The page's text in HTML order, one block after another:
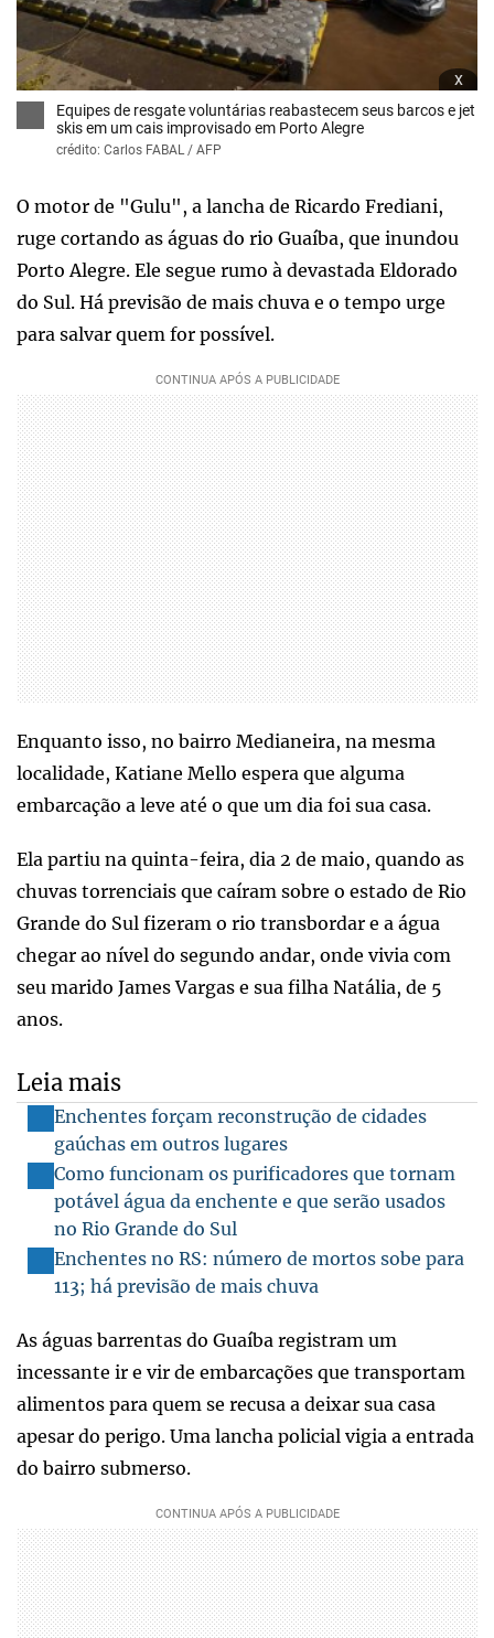
x
Equipes de resgate voluntárias reabastecem seus barcos e jet
skis em um cais improvisado em Porto Alegre
crédito: Carlos FABAL / AFP
O motor de "Gulu", a lancha de Ricardo Frediani,
ruge cortando as águas do rio Guaíba, que inundou
Porto Alegre. Ele segue rumo à devastada Eldorado
do Sul. Há previsão de mais chuva e o tempo urge
para salvar quem for possível.
Enquanto isso, no bairro Medianeira, na mesma
localidade, Katiane Mello espera que alguma
embarcação a leve até o que um dia foi sua casa.
Ela partiu na quinta-feira, dia 2 de maio, quando as
chuvas torrenciais que caíram sobre o estado de Rio
Grande do Sul fizeram o rio transbordar e a água
chegar ao nível do segundo andar, onde vivia com
seu marido James Vargas e sua filha Natália, de 5
anos.
Leia mais
Enchentes forçam reconstrução de cidades
gaúchas em outros lugares
Como funcionam os purificadores que tornam
potável água da enchente e que serão usados
no Rio Grande do Sul
Enchentes no RS: número de mortos sobe para
113; há previsão de mais chuva
As águas barrentas do Guaíba registram um
incessante ir e vir de embarcações que transportam
alimentos para quem se recusa a deixar sua casa
apesar do perigo. Uma lancha policial vigia a entrada
do bairro submerso.